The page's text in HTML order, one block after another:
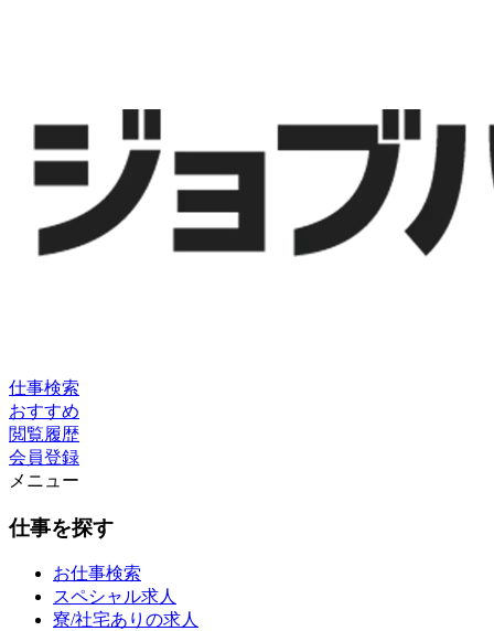
仕事検索
おすすめ
閲覧履歴
会員登録
メニュー
仕事を探す
お仕事検索
スペシャル求人
寮/社宅ありの求人